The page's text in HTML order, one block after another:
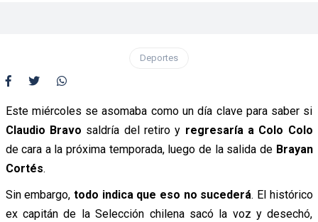
Deportes
Este miércoles se asomaba como un día clave para saber si
Claudio Bravo saldría del retiro y regresaría a Colo Colo
de cara a la próxima temporada, luego de la salida de Brayan
Cortés.
Sin embargo, todo indica que eso no sucederá. El histórico
ex capitán de la Selección chilena sacó la voz y desechó,